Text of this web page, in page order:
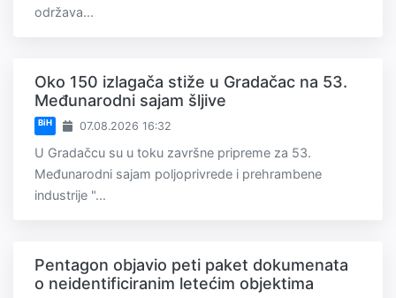
održava...
Oko 150 izlagača stiže u Gradačac na 53.
Međunarodni sajam šljive
BiH 07.08.2026 16:32
U Gradačcu su u toku završne pripreme za 53.
Međunarodni sajam poljoprivrede i prehrambene
industrije "...
Pentagon objavio peti paket dokumenata
o neidentificiranim letećim objektima